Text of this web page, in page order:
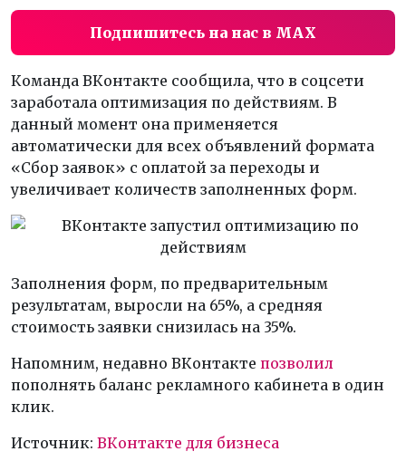
Подпишитесь на нас в MAX
Команда ВКонтакте сообщила, что в соцсети
заработала оптимизация по действиям. В
данный момент она применяется
автоматически для всех объявлений формата
«Сбор заявок» с оплатой за переходы и
увеличивает количеств заполненных форм.
Заполнения форм, по предварительным
результатам, выросли на 65%, а средняя
стоимость заявки снизилась на 35%.
Напомним, недавно ВКонтакте позволил
пополнять баланс рекламного кабинета в один
клик.
Источник: ВКонтакте для бизнеса